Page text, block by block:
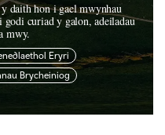
daith hon i gael mwynhau
curiad y galon, adeiladau
mwy.
Eryri
Brycheiniog